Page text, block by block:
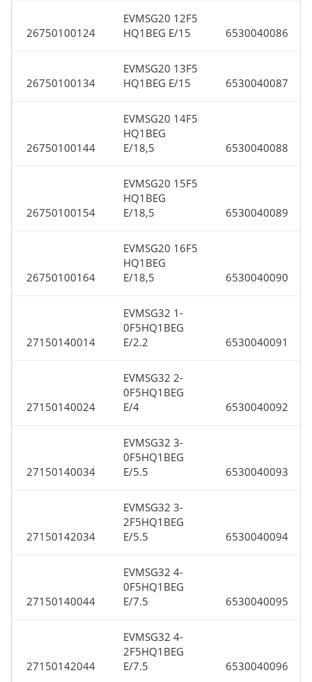
26750100124
EVMSG20 12F5
HQ1BEG E/15
6530040086
26750100134
EVMSG20 13F5
HQ1BEG E/15
6530040087
26750100144
EVMSG20 14F5
HQ1BEG
E/18,5
6530040088
26750100154
EVMSG20 15F5
HQ1BEG
E/18,5
6530040089
26750100164
EVMSG20 16F5
HQ1BEG
E/18,5
6530040090
27150140014
EVMSG32 1-
0F5HQ1BEG
E/2.2
6530040091
27150140024
EVMSG32 2-
0F5HQ1BEG
E/4
6530040092
27150140034
EVMSG32 3-
0F5HQ1BEG
E/5.5
6530040093
27150142034
EVMSG32 3-
2F5HQ1BEG
E/5.5
6530040094
27150140044
EVMSG32 4-
0F5HQ1BEG
E/7.5
6530040095
27150142044
EVMSG32 4-
2F5HQ1BEG
E/7.5
6530040096